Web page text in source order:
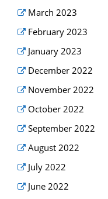
March 2023
February 2023
January 2023
December 2022
November 2022
October 2022
September 2022
August 2022
July 2022
June 2022